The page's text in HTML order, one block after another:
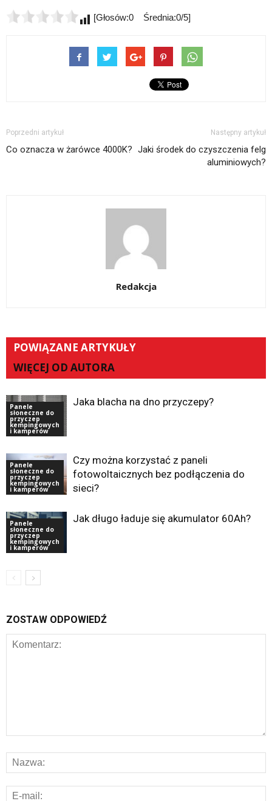
[Głosów:0 Średnia:0/5]
Poprzedni artykuł
Co oznacza w żarówce 4000K?
Następny artykuł
Jaki środek do czyszczenia felg
aluminiowych?
Redakcja
POWIĄZANE ARTYKUŁY
WIĘCEJ OD AUTORA
Panele
słoneczne do
przyczep
kempingowych
i kamperów
Jaka blacha na dno przyczepy?
Panele
słoneczne do
przyczep
kempingowych
i kamperów
Czy można korzystać z paneli
fotowoltaicznych bez podłączenia do
sieci?
Panele
słoneczne do
przyczep
kempingowych
i kamperów
Jak długo ładuje się akumulator 60Ah?
ZOSTAW ODPOWIEDŹ